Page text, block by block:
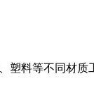
料等不同材质